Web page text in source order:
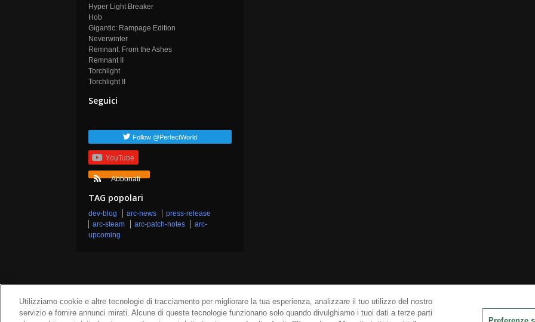
Hyper Light Breaker
Hob
Gigantic: Rampage Edition
Neverwinter
Remnant: From the Ashes
Remnant II
Torchlight
Torchlight II
Seguici
Follow @PerfectWorld
YouTube
Abbonati
TAG popolari
dev-blog arc-news
press-release
arc-steam
arc-patch-notes
arc-
upcoming
Chi siamo Termini di servizio Informativa sulla privacy Informativa sui cookie Disinstalla Contattaci
Utilizziamo cookie e altre tecnologie di tracciamento per migliorare la tua esperienza, analizzare il tuo utilizzo del nostro
servizio e fornire annunci mirati. Alcune di queste tecnologie funzionano solo quando divulghiamo i tuoi dati a terze parti
Preferenze